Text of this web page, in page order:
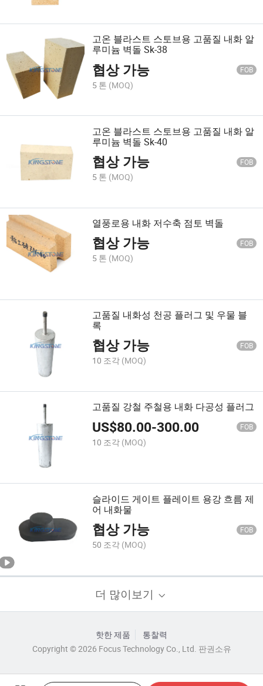
고온 블라스트 스토브용 고품질 내화 알
루미늄 벽돌 Sk-38
협상 가능 FOB
5 톤 (MOQ)
고온 블라스트 스토브용 고품질 내화 알
루미늄 벽돌 Sk-40
협상 가능 FOB
5 톤 (MOQ)
열풍로용 내화 저수축 점토 벽돌
협상 가능 FOB
5 톤 (MOQ)
고품질 내화성 천공 플러그 및 우물 블
록
협상 가능 FOB
10 조각 (MOQ)
고품질 강철 주철용 내화 다공성 플러그
US$80.00-300.00 FOB
10 조각 (MOQ)
슬라이드 게이트 플레이트 용강 흐름 제
어 내화물
협상 가능 FOB
50 조각 (MOQ)
더 많이보기
핫한 제품
통찰력
Copyright © 2026 Focus Technology Co., Ltd. 판권소유